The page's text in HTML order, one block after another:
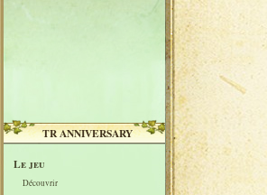
TR ANNIVERSARY
Le jeu
Découvrir